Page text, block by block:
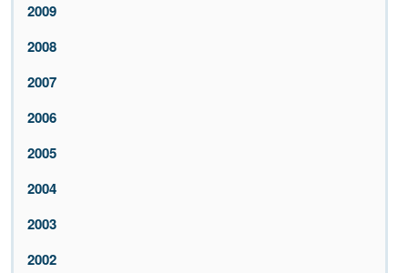
2009
2008
2007
2006
2005
2004
2003
2002